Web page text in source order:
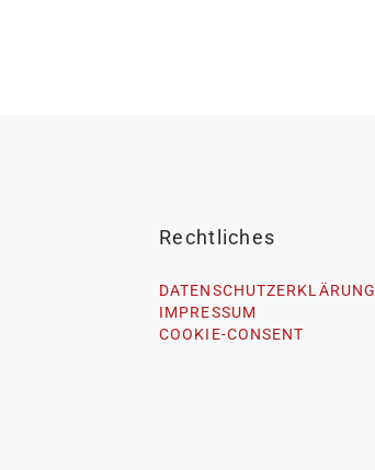
Rechtliches
DATENSCHUTZERKLÄRUNG
IMPRESSUM
COOKIE-CONSENT